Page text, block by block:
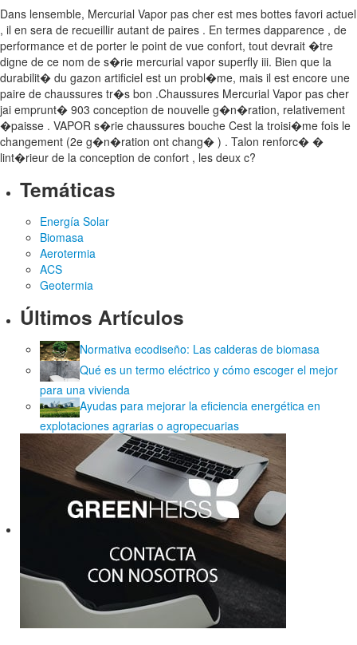
Dans lensemble, Mercurial Vapor pas cher est mes bottes favori actuel
, il en sera de recueillir autant de paires . En termes dapparence , de
performance et de porter le point de vue confort, tout devrait �tre
digne de ce nom de s�rie mercurial vapor superfly iii. Bien que la
durabilit� du gazon artificiel est un probl�me, mais il est encore une
paire de chaussures tr�s bon .Chaussures Mercurial Vapor pas cher
jai emprunt� 903 conception de nouvelle g�n�ration, relativement
�paisse . VAPOR s�rie chaussures bouche Cest la troisi�me fois le
changement (2e g�n�ration ont chang� ) . Talon renforc� �
lint�rieur de la conception de confort , les deux c?
Temáticas
Energía Solar
Biomasa
Aerotermia
ACS
Geotermia
Últimos Artículos
Normativa ecodiseño: Las calderas de biomasa
Qué es un termo eléctrico y cómo escoger el mejor
para una vivienda
Ayudas para mejorar la eficiencia energética en
explotaciones agrarias o agropecuarias